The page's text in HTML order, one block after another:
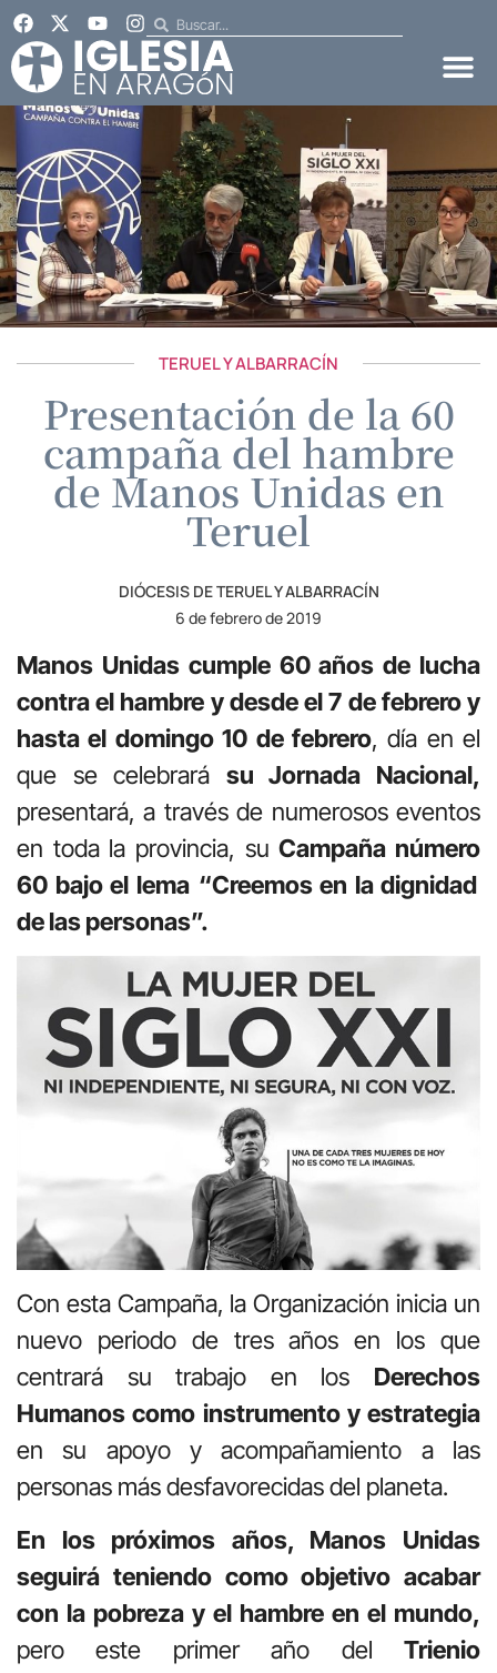
TERUEL Y ALBARRACÍN
Presentación de la 60
campaña del hambre
de Manos Unidas en
Teruel
DIÓCESIS DE TERUEL Y ALBARRACÍN
6 de febrero de 2019
Manos Unidas cumple 60 años de lucha
contra el hambre y desde el 7 de febrero y
hasta el domingo 10 de febrero, día en el
que se celebrará su Jornada Nacional,
presentará, a través de numerosos eventos
en toda la provincia, suCampaña número
60 bajo el lema “Creemos en la dignidad
de las personas”.
Con esta Campaña, la Organización inicia un
nuevo periodo de tres años en los que
centrará su trabajo en los Derechos
Humanos como instrumento y estrategia
en su apoyo y acompañamiento a las
personas más desfavorecidas del planeta.
En los próximos años, Manos Unidas
seguirá teniendo como objetivo acabar
con la pobreza y el hambre en el mundo,
pero este primer año del Trienio